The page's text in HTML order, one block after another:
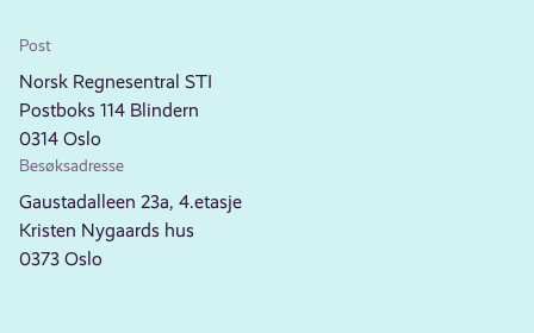
Post
Norsk Regnesentral STI
Postboks 114 Blindern
0314 Oslo
Besøksadresse
Gaustadalleen 23a, 4.etasje
Kristen Nygaards hus
0373 Oslo